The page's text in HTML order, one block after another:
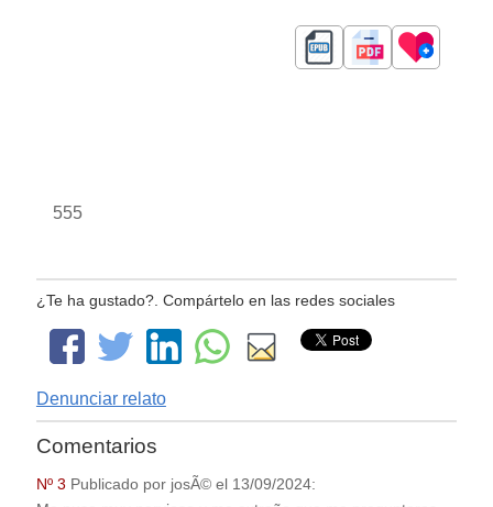
555
¿Te ha gustado?. Compártelo en las redes sociales
Denunciar relato
Comentarios
Nº 3 Publicado por josÃ©el 13/09/2024: